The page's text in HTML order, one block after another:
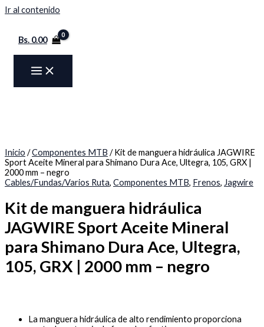
Ir al contenido
Bs.0.00
Inicio /Componentes MTB / Kit de manguera hidráulica JAGWIRE
Sport Aceite Mineral para Shimano Dura Ace, Ultegra, 105, GRX |
2000 mm – negro
Cables/Fundas/Varios Ruta, Componentes MTB, Frenos, Jagwire
Kit de manguera hidráulica
JAGWIRE Sport Aceite Mineral
para Shimano Dura Ace, Ultegra,
105, GRX | 2000 mm – negro
La manguera hidráulica de alto rendimiento proporciona